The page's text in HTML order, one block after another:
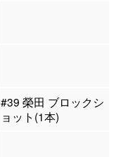
#39 榮田 ブロックシ
ョット(1本)